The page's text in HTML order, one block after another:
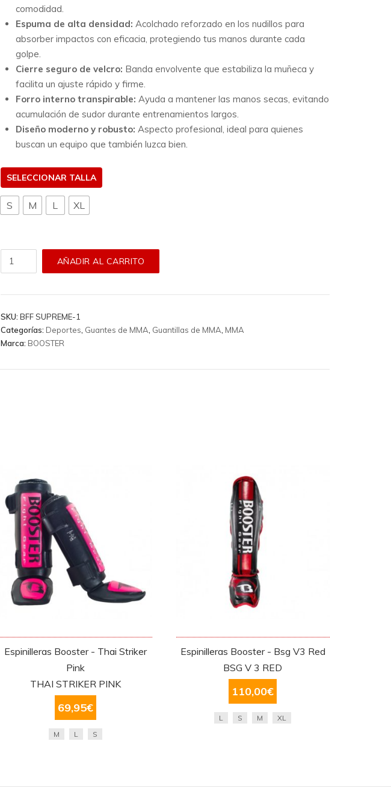
comodidad.
Espuma de alta densidad: Acolchado reforzado en los nudillos para
absorber impactos con eficacia, protegiendo tus manos durante cada
golpe.
Cierre seguro de velcro: Banda envolvente que estabiliza la muñeca y
facilita un ajuste rápido y firme.
Forro interno transpirable: Ayuda a mantener las manos secas, evitando
acumulación de sudor durante entrenamientos largos.
Diseño moderno y robusto: Aspecto profesional, ideal para quienes
buscan un equipo que también luzca bien.
TALLA
S M L XL
Guantillas
Booster
Bff
Supreme
AÑADIR AL CARRITO
SKU: BFF SUPREME-1
Categorías: Deportes Guantes de MMA Guantillas de MMA MMA
Marca: BOOSTER
Espinilleras Booster - Thai Striker
Pink
THAI STRIKER PINK
69,95€
M L S
Espinilleras Booster - Bsg V3 Red
BSG V 3 RED
110,00€
L S M XL